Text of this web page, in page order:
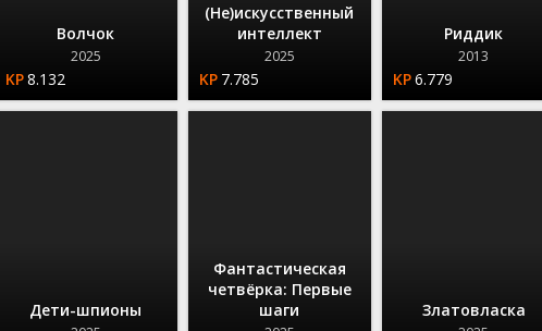
Волчок
2025
8.132
(Не)искусственный
интеллект
2025
7.785
Риддик
2013
6.779
Дети-шпионы
Фантастическая
четвёрка: Первые
шаги
Златовласка